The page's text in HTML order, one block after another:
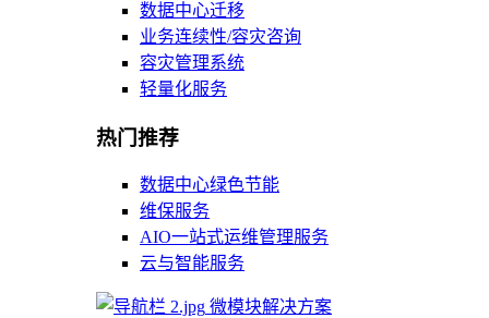
数据中心迁移
业务连续性/容灾咨询
容灾管理系统
轻量化服务
热门推荐
数据中心绿色节能
维保服务
AIO一站式运维管理服务
云与智能服务
微模块解决方案